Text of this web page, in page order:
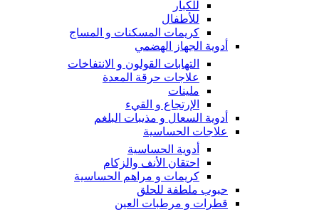
للكبار
للأطفال
كريمات المسكنات و المساج
أدوية الجهاز الهضمي
التهابات القولون و الانتفاخات
علاجات حرقة المعدة
ملينات
الإرتجاع و القيء
أدوية السعال و مذيبات البلغم
علاجات الحساسية
أدوية الحساسية
احتقان الأنف والزكام
كريمات و مراهم الحساسية
حبوب ملطفة للحلق
قطرات و مرطبات العين